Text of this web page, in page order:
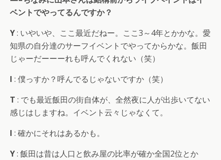
ベントでやってるんですか？
Y: いやいや、ここ最近だねー。ここ3～4年とかかな。愛
知県の自分達のサーフイベントでやってからかな。飯田
じゃーだーーーれも呼んでくれない（笑）
I : 僕っすか？呼んでるじゃないですか（笑）
T : でも最近飯田の街自体が、全然夜に人が出歩いてない
感じはしますね。イベント云々じゃなくて。
I : 確かにそれはあるかも。
Y: 飯田は昔は人口と飲み屋の比率が確か全国2位とか